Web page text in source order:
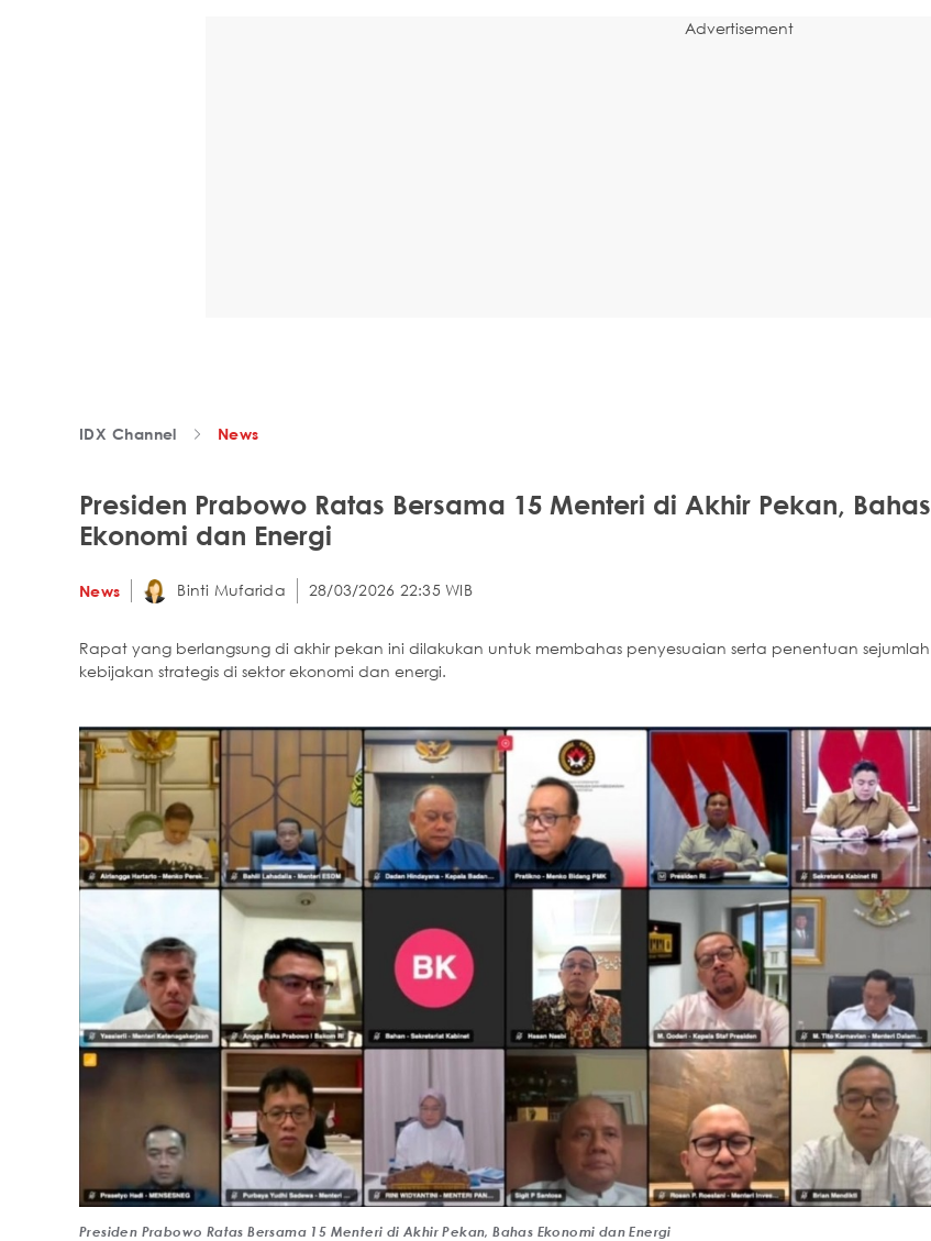
Advertisement
IDX Channel News
Presiden Prabowo Ratas Bersama 15 Menteri di Akhir Pekan, Bahas
Ekonomi dan Energi
News Binti Mufarida 28/03/2026 22:35 WIB
Rapat yang berlangsung di akhir pekan ini dilakukan untuk membahas penyesuaian serta penentuan sejumlah
kebijakan strategis di sektor ekonomi dan energi.
Presiden Prabowo Ratas Bersama 15 Menteri di Akhir Pekan, Bahas Ekonomi dan Energi